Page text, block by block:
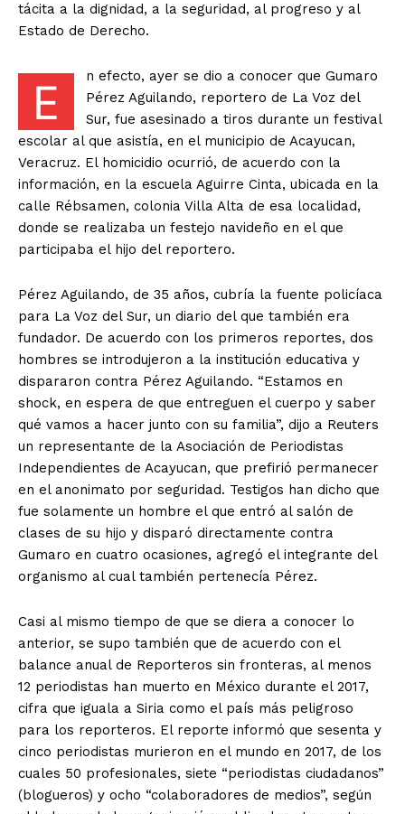
tácita a la dignidad, a la seguridad, al progreso y al
Estado de Derecho.
E
n efecto, ayer se dio a conocer que Gumaro
Pérez Aguilando, reportero de La Voz del
Sur, fue asesinado a tiros durante un festival
escolar al que asistía, en el municipio de Acayucan,
Veracruz. El homicidio ocurrió, de acuerdo con la
información, en la escuela Aguirre Cinta, ubicada en la
calle Rébsamen, colonia Villa Alta de esa localidad,
donde se realizaba un festejo navideño en el que
participaba el hijo del reportero.
Pérez Aguilando, de 35 años, cubría la fuente policíaca
para La Voz del Sur, un diario del que también era
fundador. De acuerdo con los primeros reportes, dos
hombres se introdujeron a la institución educativa y
dispararon contra Pérez Aguilando. “Estamos en
shock, en espera de que entreguen el cuerpo y saber
qué vamos a hacer junto con su familia”, dijo a Reuters
un representante de la Asociación de Periodistas
Independientes de Acayucan, que prefirió permanecer
en el anonimato por seguridad. Testigos han dicho que
fue solamente un hombre el que entró al salón de
clases de su hijo y disparó directamente contra
Gumaro en cuatro ocasiones, agregó el integrante del
organismo al cual también pertenecía Pérez.
Casi al mismo tiempo de que se diera a conocer lo
anterior, se supo también que de acuerdo con el
balance anual de Reporteros sin fronteras, al menos
12 periodistas han muerto en México durante el 2017,
cifra que iguala a Siria como el país más peligroso
para los reporteros. El reporte informó que sesenta y
cinco periodistas murieron en el mundo en 2017, de los
cuales 50 profesionales, siete “periodistas ciudadanos”
(blogueros) y ocho “colaboradores de medios”, según